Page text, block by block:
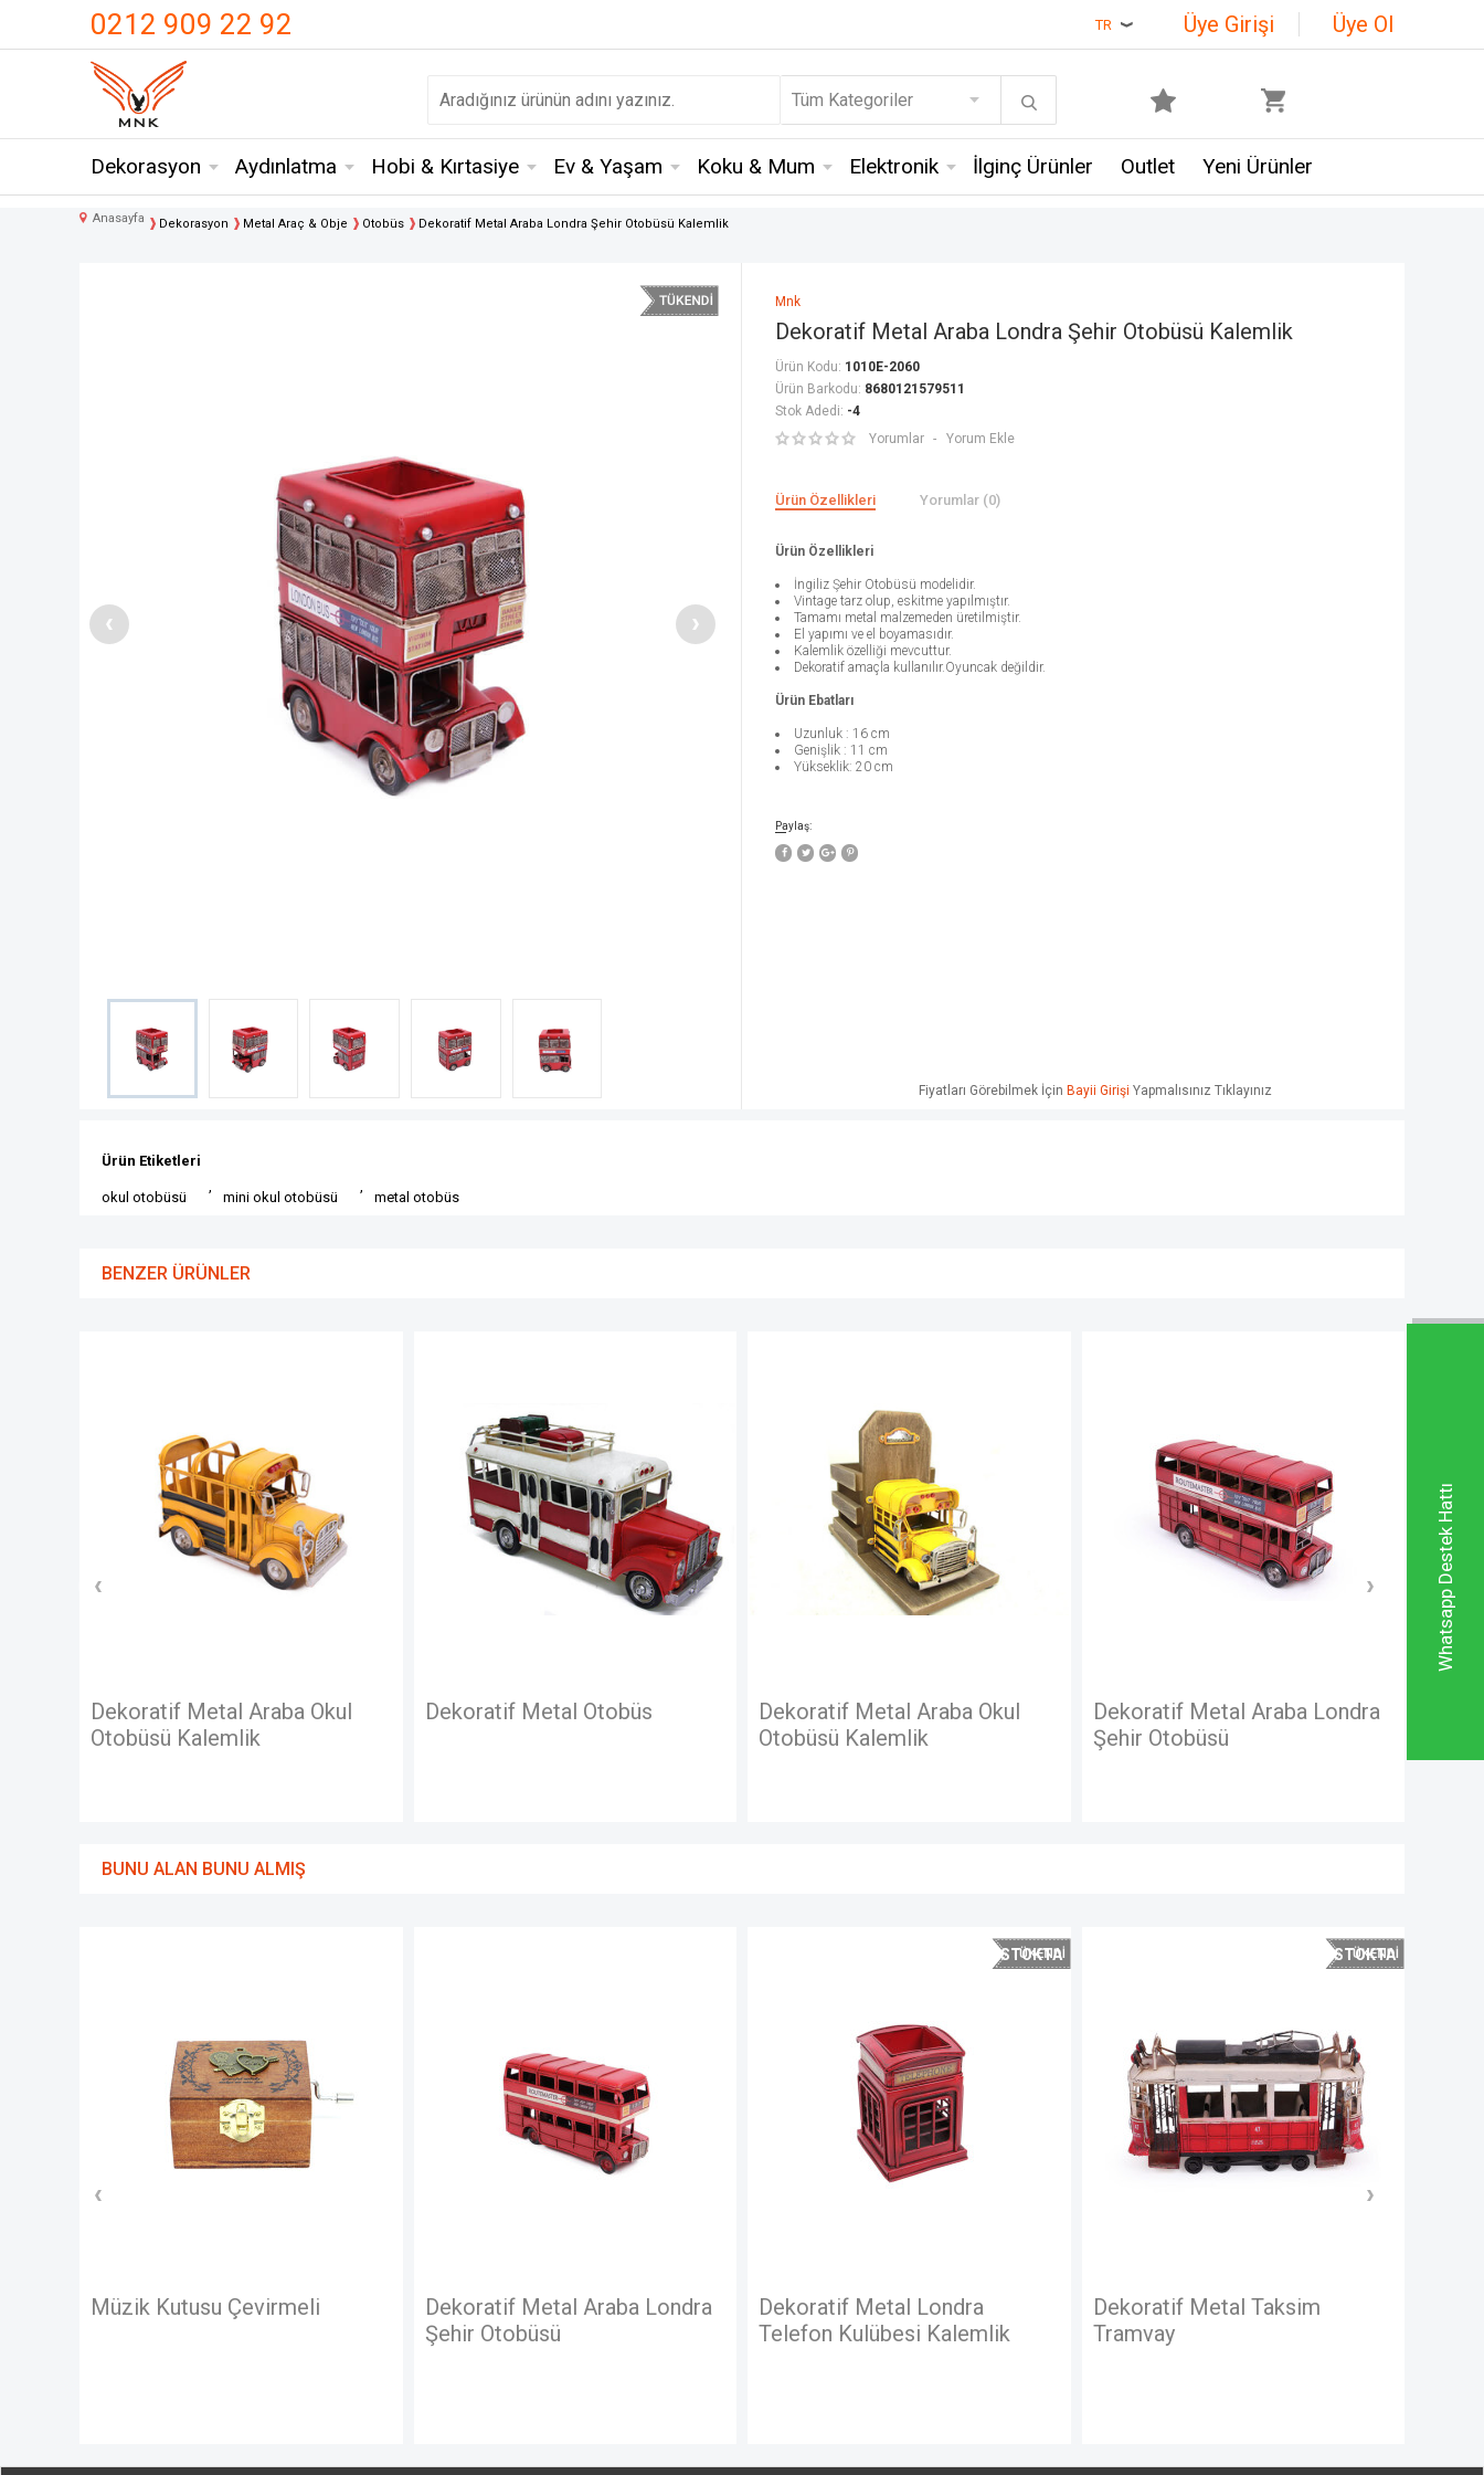
Whatsapp Destek Hattı
0212 909 22 92 TR Üye Girişi Üye Ol
Dekorasyon Aydınlatma Hobi & Kırtasiye Ev & Yaşam Koku & Mum Elektronik İlginç Ürünler Outlet Yeni Ürünler
Anasayfa Dekorasyon Metal Araç & Obje Otobüs Dekoratif Metal Araba Londra Şehir Otobüsü Kalemlik
Mnk
Dekoratif Metal Araba Londra Şehir Otobüsü Kalemlik
Ürün Kodu: 1010E-2060
Ürün Barkodu: 8680121579511
Stok Adedi: -4
Yorumlar
Yorum Ekle
Fiyatları Görebilmek İçin Bayii Girişi Yapmalısınız Tıklayınız
Ürün Özellikleri Yorumlar (0)
Ürün Özellikleri
İngiliz Şehir Otobüsü modelidir.
Vintage tarz olup, eskitme yapılmıştır.
Tamamı metal malzemeden üretilmiştir.
El yapımı ve el boyamasıdır.
Kalemlik özelliği mevcuttur.
Dekoratif amaçla kullanılır.Oyuncak değildir.
Ürün Ebatları
Uzunluk : 16 cm
Genişlik : 11 cm
Yükseklik: 20 cm
Paylaş:
Ürün Etiketleri
okul otobüsü
,
mini okul otobüsü
,
metal otobüs
BENZER ÜRÜNLER
Dekoratif Metal Otobüs
Dekoratif Metal Araba Okul
Dekoratif Metal Araba Londra
Şehir Otobüsü
Dekoratif Metal Araba Londra
Şehir Otobüsü
BUNU ALAN BUNU ALMIŞ
Dekoratif Metal Araba Londra
Dekoratif Metal Londra
Telefon Kulübesi Kalemlik
STOKTA
Dekoratif Metal Taksim
Tramvay
STOKTA
Dekoratif Metal Taksim
Tramvay Orta Boy